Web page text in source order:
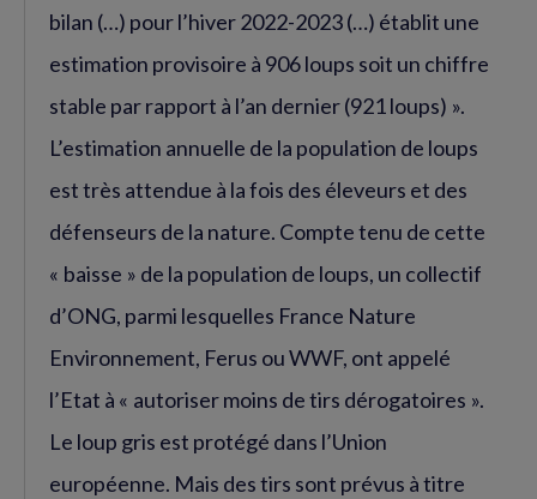
bilan (…) pour l’hiver 2022-2023 (…) établit une
estimation provisoire à 906 loups soit un chiffre
stable par rapport à l’an dernier (921 loups) ».
L’estimation annuelle de la population de loups
est très attendue à la fois des éleveurs et des
défenseurs de la nature. Compte tenu de cette
« baisse » de la population de loups, un collectif
d’ONG, parmi lesquelles France Nature
Environnement, Ferus ou WWF, ont appelé
l’Etat à « autoriser moins de tirs dérogatoires ».
Le loup gris est protégé dans l’Union
européenne. Mais des tirs sont prévus à titre